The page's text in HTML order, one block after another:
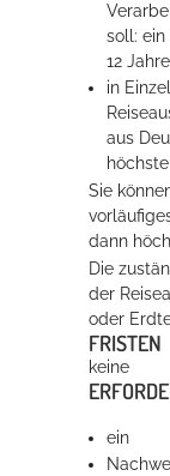
soll :
12
in
aus
Sie
dann
Die
der
oder
FRISTEN
keine
ein